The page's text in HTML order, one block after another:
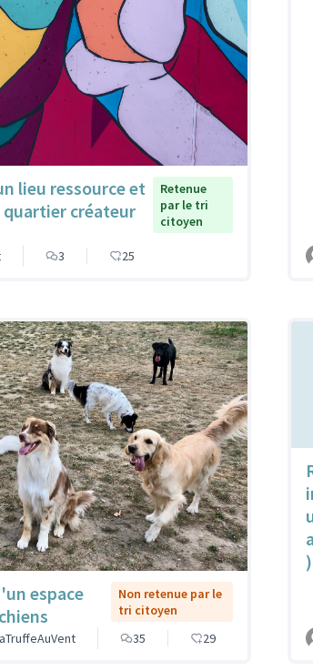
lieu ressource et
quartier créateur
Retenue
par le tri
citoyen
3 25
espace
Non retenue par le
tri citoyen
35 29
)